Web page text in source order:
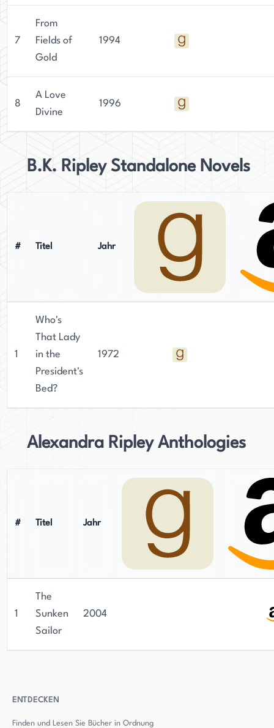
7
From
Fields of
Gold
1994
8
A Love
Divine
1996
B.K. Ripley Standalone Novels
# Titel Jahr
1
Who's
That Lady
in the
President's
Bed?
1972
Alexandra Ripley Anthologies
# Titel Jahr
1
The
Sunken
Sailor
2004
ENTDECKEN
Finden und Lesen Sie Bücher in Ordnung